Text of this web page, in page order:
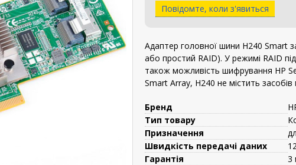
Повідомте, коли з'явиться
Адаптер головної шини H240 Smart
або простий RAID). У режимі RAID
також можливість шифрування HP
Smart Array, H240 не містить
Бренд
Тип товару
Призначення
Швидкість передачі даних
Гарантія
3